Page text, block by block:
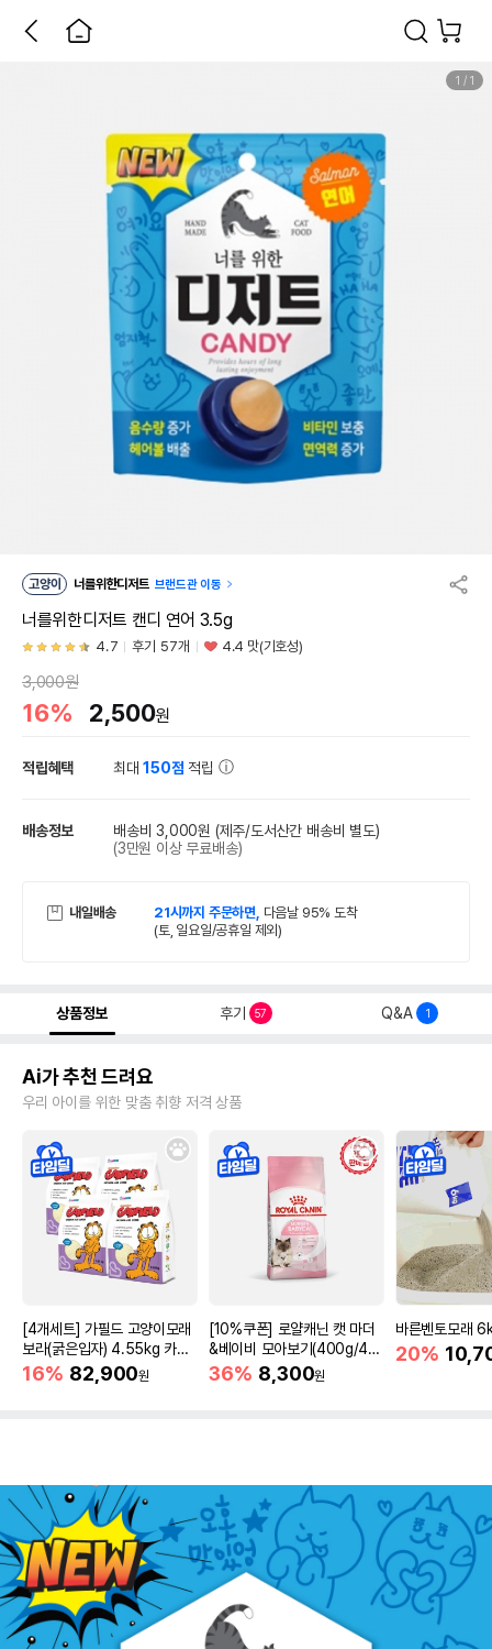
1 / 1
고양이 너를위한디저트 브랜드관 이동
너를위한디저트 캔디 연어 3.5g
4.7 후기 57개 4.4 맛(기호성)
3,000원
16% 2,500원
적립혜택 최대150점 적립
배송정보 배송비 3,000원 (제주/도서산간 배송비 별도)
(3만원 이상 무료배송)
내일배송 21시까지 주문하면, 다음날 95% 도착
(토, 일요일/공휴일 제외)
상품정보 후기 57 Q&A 1
Ai가 추천 드려요
우리 아이를 위한 맞춤 취향 저격 상품
[4개세트] 가필드 고양이모래
보라(굵은입자) 4.55kg 카사
바모래
16% 82,900원
[10%쿠폰] 로얄캐닌 캣 마더
&베이비 모아보기(400g/4/1
0kg)
36% 8,300원
바른벤토모래
20%